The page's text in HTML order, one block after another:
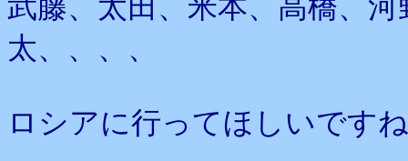
武藤、太田、米本、高橋、
太、、、、
ロシアに行ってほしいです